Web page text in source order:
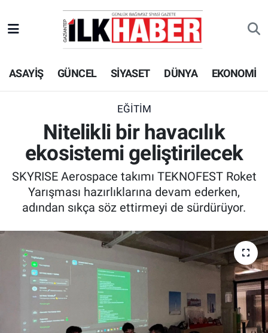
ASAYİŞ GÜNCEL SİYASET DÜNYA EKONOMİ
EĞİTİM
Nitelikli bir havacılık
ekosistemi geliştirilecek
SKYRISE Aerospace takımı TEKNOFEST Roket
Yarışması hazırlıklarına devam ederken,
adından sıkça söz ettirmeyi de sürdürüyor.
EKONOMİ
SİYASET
SPOR
ASAYİŞ
EĞİTİM
KÜLTÜR - SANAT
Beyoğlu Hava Durumu
Beyoğlu Trafik Yoğunluk Haritası
Süper Lig Puan Durumu ve Fikstür
Tüm Manşetler
Haber Arşivi